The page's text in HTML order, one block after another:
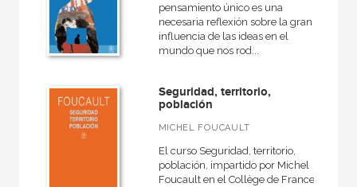
pensamiento único es una
necesaria reflexión sobre la gran
influencia de las ideas en el
mundo que nos rod...
Seguridad, territorio,
población
MICHEL FOUCAULT
El curso Seguridad, territorio,
población, impartido por Michel
Foucault en el Collège de France